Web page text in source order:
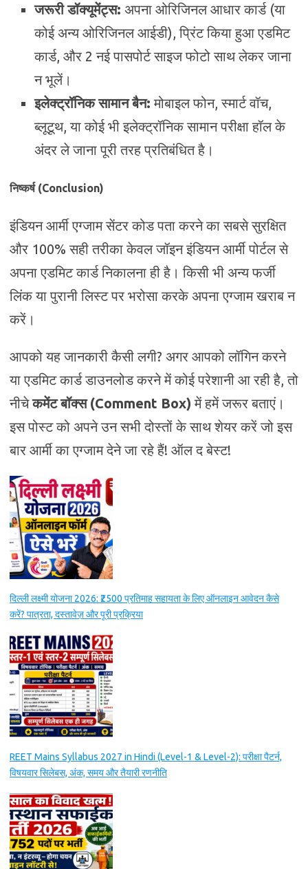
जरूरी डॉक्यूमेंट्स: अपना ओरिजिनल आधार कार्ड (या
कोई अन्य ओरिजिनल आईडी), प्रिंट किया हुआ एडमिट
कार्ड, और 2 नई पासपोर्ट साइज फोटो साथ लेकर जाना
न भूलें।
इलेक्ट्रॉनिक सामान बैन: मोबाइल फोन, स्मार्ट वॉच,
ब्लूटूथ, या कोई भी इलेक्ट्रॉनिक सामान परीक्षा हॉल के
अंदर ले जाना पूरी तरह प्रतिबंधित है।
निष्कर्ष (Conclusion)
इंडियन आर्मी एग्जाम सेंटर कोड पता करने का सबसे सुरक्षित
और 100% सही तरीका केवल जॉइन इंडियन आर्मी पोर्टल से
अपना एडमिट कार्ड निकालना ही है। किसी भी अन्य फर्जी
लिंक या पुरानी लिस्ट पर भरोसा करके अपना एग्जाम खराब न
करें।
आपको यह जानकारी कैसी लगी? अगर आपको लॉगिन करने
या एडमिट कार्ड डाउनलोड करने में कोई परेशानी आ रही है, तो
नीचेकमेंट बॉक्स (Comment Box) में हमें जरूर बताएं।
इस पोस्ट को अपने उन सभी दोस्तों के साथ शेयर करें जो इस
बार आर्मी का एग्जाम देने जा रहे हैं! ऑल द बेस्ट!
दिल्ली लक्ष्मी योजना 2026: ₹2500 प्रतिमाह सहायता के लिए ऑनलाइन आवेदन कैसे
करें? पात्रता, दस्तावेज़ और पूरी प्रक्रिया
REET Mains Syllabus 2027 in Hindi (Level-1 & Level-2): परीक्षा पैटर्न,
विषयवार सिलेबस, अंक, समय और तैयारी रणनीति